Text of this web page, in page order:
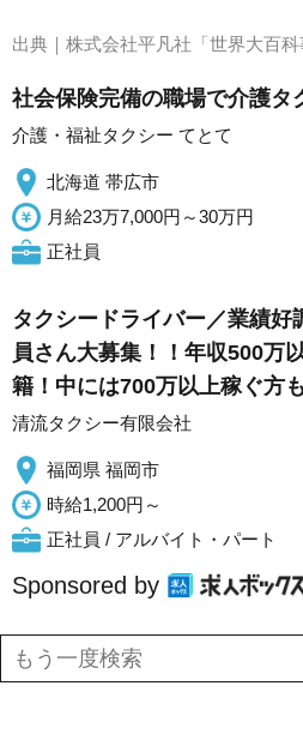
出典｜ 株式会社平凡社「世界大百科
社会保険完備の職場で介護タ
介護・福祉タクシー てとて
北海道 帯広市
月給23万7,000円～30万円
正社員
タクシードライバー／業績好
員さん大募集！！年収500万
籍！中には700万以上稼ぐ方も
清流タクシー有限会社
福岡県 福岡市
時給1,200円～
正社員 / アルバイト・パート
Sponsored by